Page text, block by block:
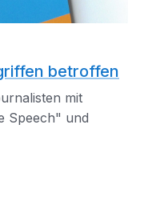
betroffen
mit
Speech" und